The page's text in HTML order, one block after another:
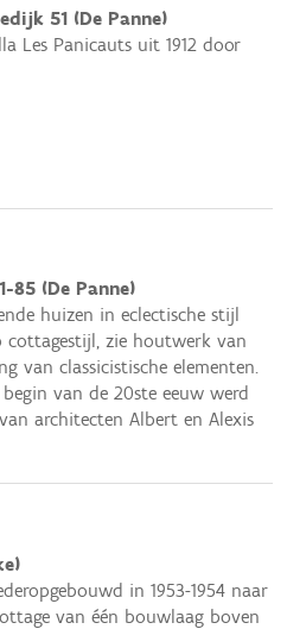
51 (De Panne)
Les Panicauts uit 1912 door
85 (De Panne)
huizen in eclectische stijl
cottagestijl, zie houtwerk van
van classicistische elementen.
van de 20ste eeuw werd
architecten Albert en Alexis
in 1953-1954 naar
van één bouwlaag boven